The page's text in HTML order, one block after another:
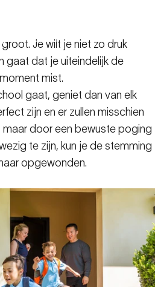
je als ouder omgaat met stress
naar school
Je wilt je niet zo druk
gaat dat je uiteindelijk de
mist.
gaat, geniet dan van elk
zijn en er zullen misschien
maar door een bewuste poging
te zijn, kun je de stemming
opgewonden.